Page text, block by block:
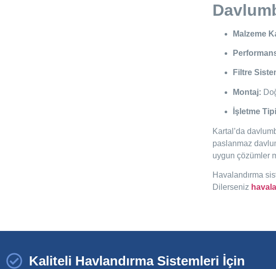
Malzeme
Filtre
Montaj:
İşletme
Kartal’da
paslanmaz
uygun çözümler
Havalandırma
Dilerseniz
Kaliteli Havlandırma Sistemleri İçin